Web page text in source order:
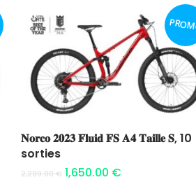
Ajouter au panier
𝐍𝐨𝐫𝐜𝐨 𝟐𝟎𝟐𝟑 𝐅𝐥𝐮𝐢𝐝 𝐅𝐒 𝐀𝟒 𝐓𝐚𝐢𝐥𝐥𝐞 𝐒, 10
sorties
2,299.00€ 1,650.00 €